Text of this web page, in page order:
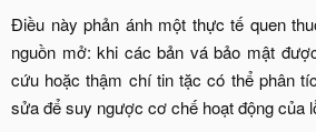
Điều này phản ánh một thực tế quen
nguồn mở: khi các bản vá bảo mật
cứu hoặc thậm chí tin tặc có thể phân
sửa để suy ngược cơ chế hoạt động của